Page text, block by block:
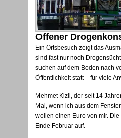
Offener
Ein Ortsbesuch zeigt das
sind fast nur noch
suchen auf dem Boden nach
Öffentlichkeit statt – für viele
Mehmet Kizil, der seit 14
Mal, wenn ich aus dem
wollen einen Euro von mir.
Ende Februar auf.